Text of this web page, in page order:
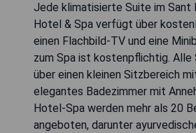
Jede klimatisierte Suite im Sant
Hotel & Spa verfügt über
einen Flachbild-TV und eine
zum Spa ist kostenpflichtig. Alle
über einen kleinen Sitzbereich
elegantes Badezimmer mit
Hotel-Spa werden mehr als 20
angeboten, darunter